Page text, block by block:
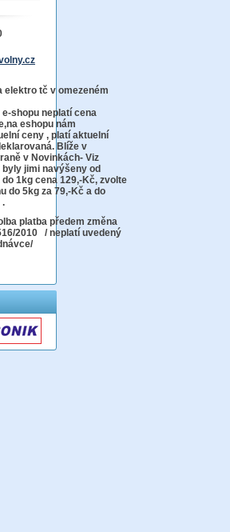
elektro tč v omezeném
shopu neplatí cena
,na eshopu nám
ceny , platí aktuelní
Blíže v
v Novinkách- Viz
jimi navýšeny od
1kg cena 129,-Kč, zvolte
do 5kg za 79,-Kč a do
.
platba předem změna
2010 / neplatí uvedený